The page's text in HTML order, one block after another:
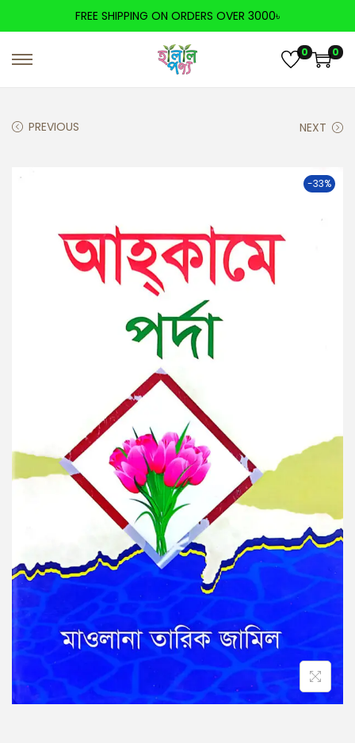
FREE SHIPPING ON ORDERS OVER 3000৳
0 0
PREVIOUS NEXT
-33%